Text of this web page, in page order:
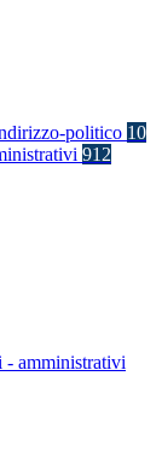
politico 10
912
- amministrativi